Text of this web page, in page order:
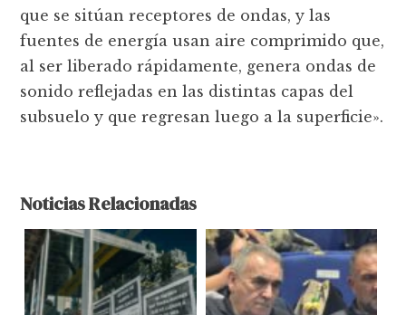
que se sitúan receptores de ondas, y las
fuentes de energía usan aire comprimido que,
al ser liberado rápidamente, genera ondas de
sonido reflejadas en las distintas capas del
subsuelo y que regresan luego a la superficie».
Noticias Relacionadas